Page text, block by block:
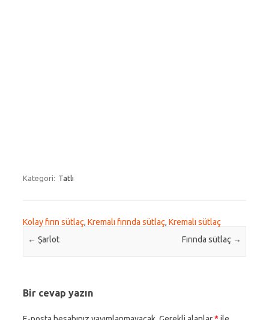
Kategori: Tatlı
Kolay fırın sütlaç, Kremalı fırında sütlaç, Kremalı sütlaç
Post navigation
← Şarlot Fırında sütlaç →
Bir cevap yazın